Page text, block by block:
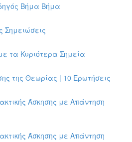
Βήμα Βήμα
Σημειώσεις
τα Κυριότερα Σημεία
της Θεωρίας | 10 Ερωτήσεις
Άσκησης με Απάντηση
Άσκησης με Απάντηση